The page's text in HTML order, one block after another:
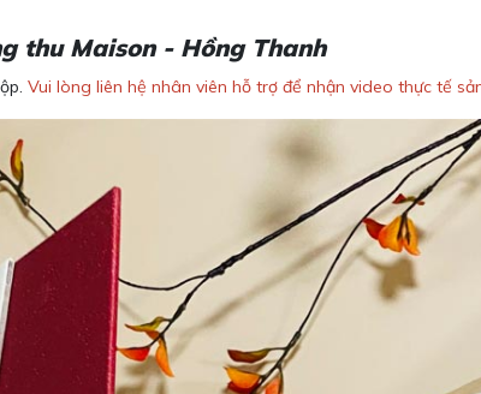
thu Maison - Hồng Thanh
Vui lòng liên hệ nhân viên hỗ trợ để nhận video thực tế